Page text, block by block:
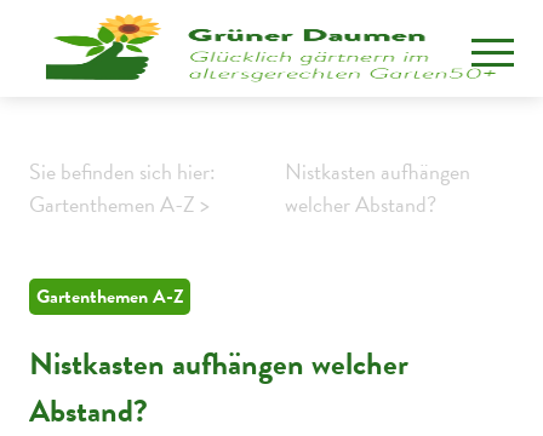
Sie befinden sich hier:
Gartenthemen A-Z >
Nistkasten aufhängen
welcher Abstand?
Gartenthemen A-Z
Nistkasten aufhängen welcher
Abstand?